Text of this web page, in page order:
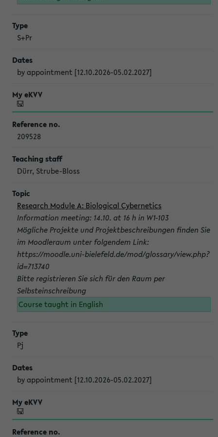
S+Pr
by appointment [12.10.2026-05.02.2027]
209528
Dürr, Strube-Bloss
Research Module A: Biological Cybernetics
Information meeting: 14.10. at 16 h in W1-103
Mögliche Projekte und Projektbeschreibungen finden Sie
im Moodleraum unter folgendem Link:
https://moodle.uni-bielefeld.de/mod/glossary/view.php?
id=713740
Bitte registrieren Sie sich für den Raum per
Selbsteinschreibung
Course taught in English
Pj
by appointment [12.10.2026-05.02.2027]